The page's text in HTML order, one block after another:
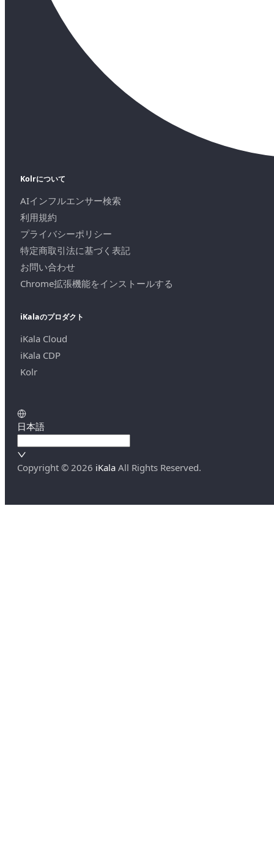
Kolrについて
AIインフルエンサー検索
利用規約
プライバシーポリシー
特定商取引法に基づく表記
お問い合わせ
Chrome拡張機能をインストールする
iKalaのプロダクト
iKala Cloud
iKala CDP
Kolr
日本語
Copyright © 2026 iKala All Rights Reserved.